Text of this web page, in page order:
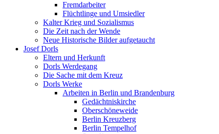
Fremdarbeiter
Flüchtlinge und Umsiedler
Kalter Krieg und Sozialismus
Die Zeit nach der Wende
Neue Historische Bilder aufgetaucht
Josef Dorls
Eltern und Herkunft
Dorls Werdegang
Die Sache mit dem Kreuz
Dorls Werke
Arbeiten in Berlin und Brandenburg
Gedächtniskirche
Oberschöneweide
Berlin Kreuzberg
Berlin Tempelhof